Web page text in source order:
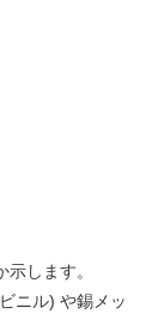
します。
ニル) や錫メッ